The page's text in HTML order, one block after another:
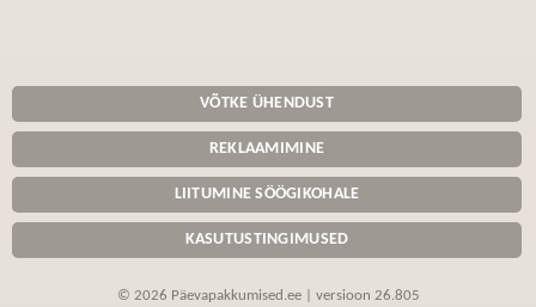
VÕTKE ÜHENDUST
REKLAAMIMINE
LIITUMINE SÖÖGIKOHALE
KASUTUSTINGIMUSED
© 2026 Päevapakkumised.ee | versioon 26.805